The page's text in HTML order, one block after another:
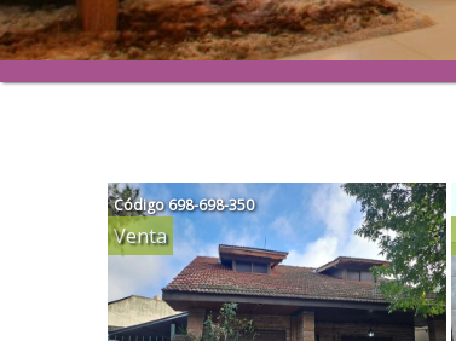
Código698-698-350
Venta